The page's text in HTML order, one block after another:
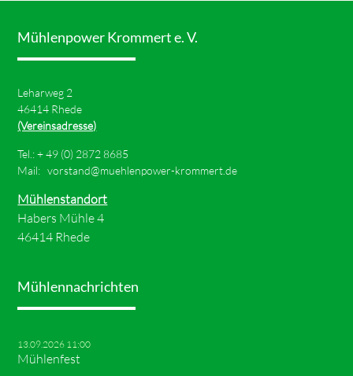
Mühlenpower Krommert e. V.
Leharweg 2
46414 Rhede
(Vereinsadresse)
Tel.: +49 (0) 2872 8685
Mail:vorstand@muehlenpower-krommert.de
Mühlenstandort
Habers Mühle 4
46414 Rhede
Mühlennachrichten
13.09.2026 11:00
Mühlenfest